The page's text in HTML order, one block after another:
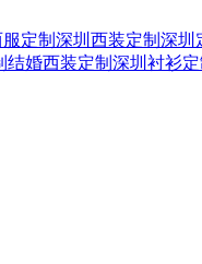
定制 深圳西装定制 深圳
结婚西装定制 深圳衬衫定